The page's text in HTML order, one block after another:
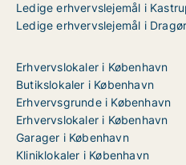
Ledige erhvervslejemål i
Ledige erhvervslejemål i Dragør
Erhvervslokaler i København
Butikslokaler i København
Erhvervsgrunde i København
Erhvervslokaler i København
Garager i København
Kliniklokaler i København